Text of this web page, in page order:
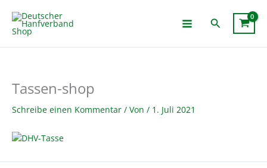
Inhalt
springen
Suchen
Tassen-shop
Schreibe einen Kommentar / Von / 1. Juli 2021